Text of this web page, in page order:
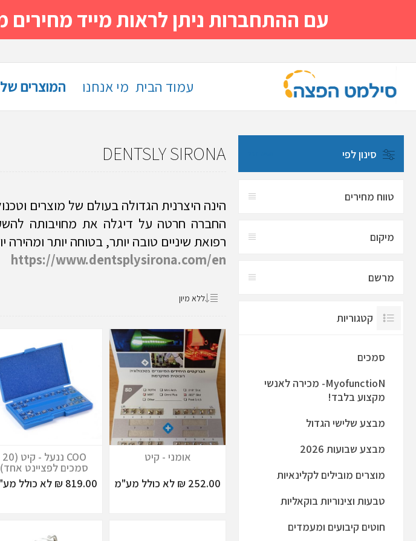
עם ההתחברות ניתן לראות מייד מחירים
עמוד הבית מי אנחנו המוצרים
DENTSLY SIRONA
הינה היצרנית הגדולה בעולם של מוצרים
החברה חרטה על דיגלה את מחויבותה
רפואת שיניים טובה יותר, בטוחה יותר ומהירה
https://www.dentsplysirona.com/en
אומני - קיט
252.00 ₪ לא כולל מע"מ
COO ננעל - קיט (20
סמכים לפציינט אחד)
819.00 ₪ לא כולל מע"מ
סינון לפי
טווח מחירים
מיקום
מרשם
קטגוריות
סמכים
MyofunctioN- מכירה לאנשי
מקצוע בלבד!
מבצע שלישי הגדול
מבצע שבועות 2026
מוצרים מובילים לקלינאיות
טבעות וצינוריות בוקאליות
חוטים קיבועים ומעמדים